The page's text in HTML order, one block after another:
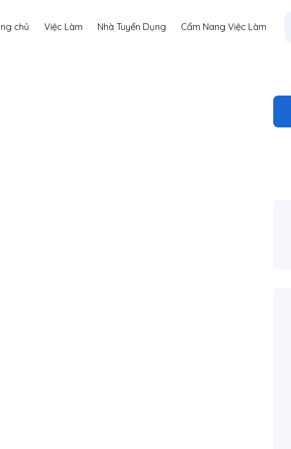
chủ Việc Làm Nhà Tuyển Dụng Cẩm Nang Việc Làm